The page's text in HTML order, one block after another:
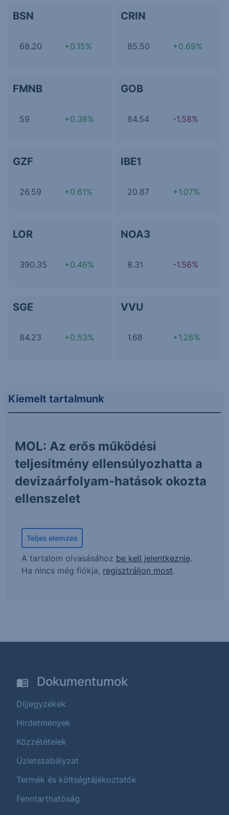
BSN
68.20 +0.15%
CRIN
85.50 +0.69%
FMNB
59 +0.38%
GOB
84.54 -1.58%
GZF
26.59 +0.61%
IBE1
20.87 +1.07%
LOR
390.35 +0.46%
NOA3
8.31 -1.56%
SGE
84.23 +0.53%
VVU
1.68 +1.26%
Kiemelt tartalmunk
MOL: Az erős működési
teljesítmény ellensúlyozhatta a
devizaárfolyam-hatások okozta
ellenszelet
Teljes elemzés
A tartalom olvasásához be kell jelentkeznie.
Ha nincs még fiókja, regisztráljon most.
Dokumentumok
Díjjegyzékek
Hirdetmények
Közzétételek
Üzletszabályzat
Termék és költségtájékoztatók
Fenntarthatóság